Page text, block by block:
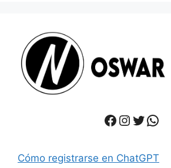
Facebook
Twitter
Cómo registrarse en ChatGPT